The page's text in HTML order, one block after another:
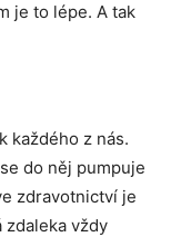
je to lépe. A tak
každého z nás.
do něj pumpuje
zdravotnictví je
zdaleka vždy